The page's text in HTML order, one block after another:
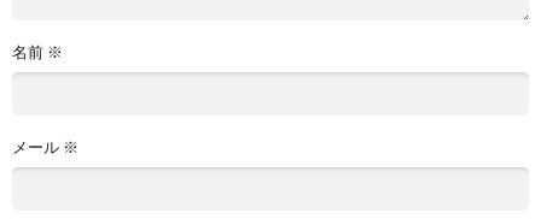
名前 ※
メール ※